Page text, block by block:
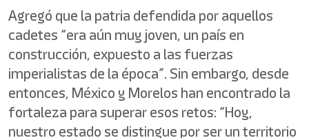
Agregó que la patria defendida por aquellos
cadetes “era aún muy joven, un país en
construcción, expuesto a las fuerzas
imperialistas de la época”. Sin embargo, desde
entonces, México y Morelos han encontrado la
fortaleza para superar esos retos: “Hoy,
nuestro estado se distingue por ser un territorio